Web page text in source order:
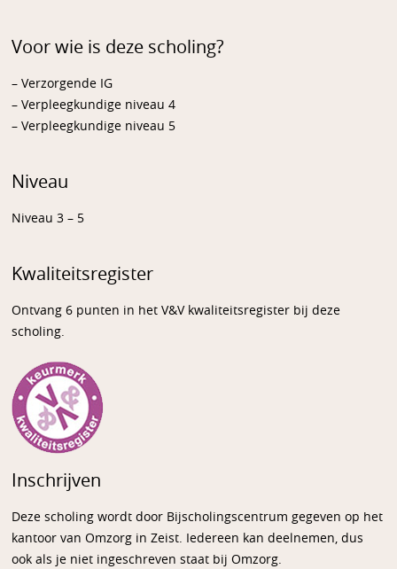
Voor wie is deze scholing?
– Verzorgende IG
– Verpleegkundige niveau 4
– Verpleegkundige niveau 5
Niveau
Niveau 3 – 5
Kwaliteitsregister
Ontvang 6 punten in het V&V kwaliteitsregister bij deze
scholing.
Inschrijven
Deze scholing wordt door Bijscholingscentrum gegeven op het
kantoor van Omzorg in Zeist. Iedereen kan deelnemen, dus
ook als je niet ingeschreven staat bij Omzorg.